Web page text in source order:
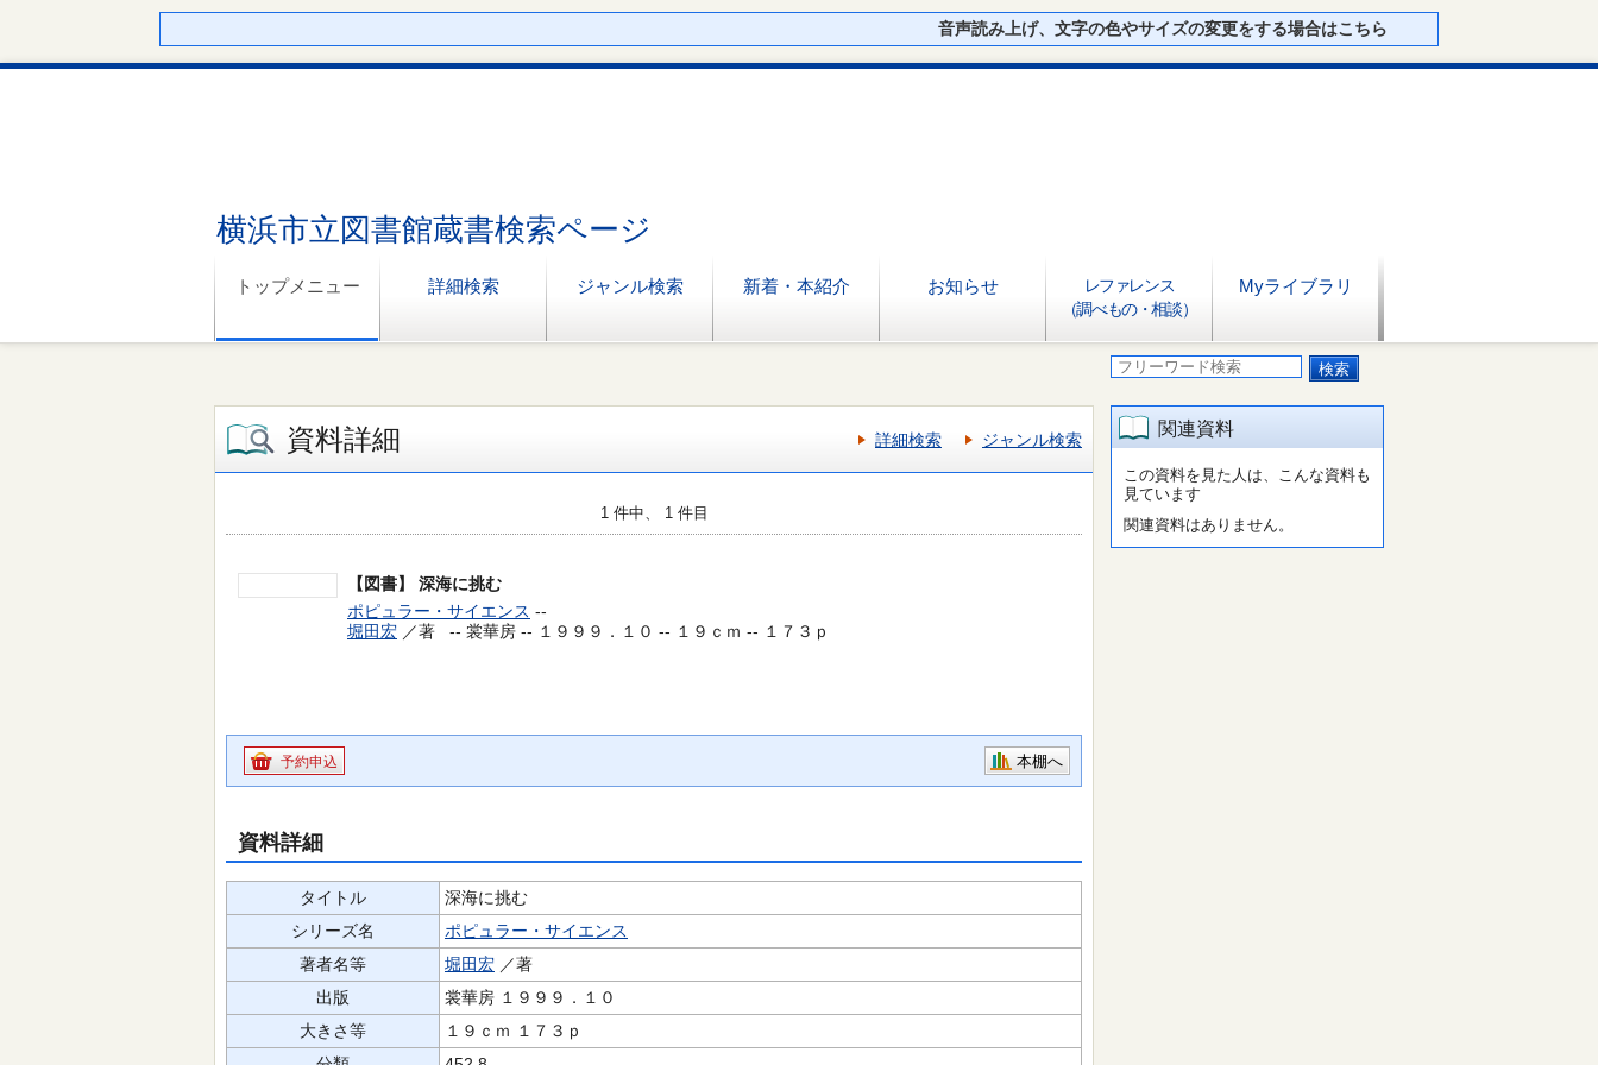
音声読み上げ、文字の色やサイズの変更をする場合はこちら
横浜市立図書館蔵書検索ページ
トップメニュー 詳細検索 ジャンル検索 新着・本紹介 お知らせ
レファレンス
（調べもの・相談）
Myライブラリ
資料詳細 詳細検索 ジャンル検索
1 件中、 1 件目
【図書】
深海に挑む
ポピュラー・サイエンス --
堀田宏 ／著 -- 裳華房 -- １９９９．１０ -- １９ｃｍ -- １７３ｐ
予約申込 本棚へ
資料詳細
タイトル
深海に挑む
シリーズ名
ポピュラー・サイエンス
著者名等
堀田宏 ／著
出版
裳華房 １９９９．１０
大きさ等
１９ｃｍ １７３ｐ
関連資料
この資料を見た人は、こんな資料も
見ています
関連資料はありません。